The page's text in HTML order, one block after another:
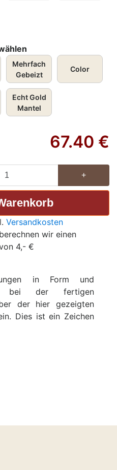
Mehrfach
Gebeizt
Color
Echt Gold
Mantel
67.40 €
+
Versandkosten
wir einen
4,- €
in Form und
bei der fertigen
der hier gezeigten
Dies ist ein Zeichen